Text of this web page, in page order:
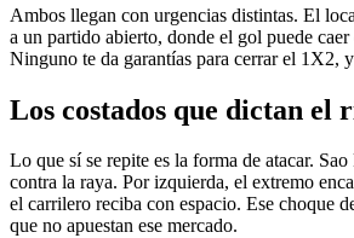
Ambos llegan con urgencias distintas. El
a un partido abierto, donde el gol puede
Ninguno te da garantías para cerrar el 1X2,
Los costados que dictan el
Lo que sí se repite es la forma de atacar.
contra la raya. Por izquierda, el extremo
el carrilero reciba con espacio. Ese choque
que no apuestan ese mercado.